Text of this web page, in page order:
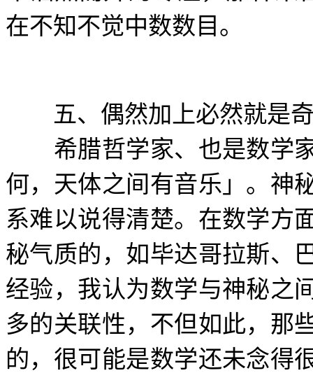
在不知不觉中数数目。
五、偶然加上必然就是
希腊哲学家、也是数学家
何，天体之间有音乐」。神
系难以说得清楚。在数学方
秘气质的，如毕达哥拉斯、
经验，我认为数学与神秘之
多的关联性，不但如此，那
的，很可能是数学还未念得